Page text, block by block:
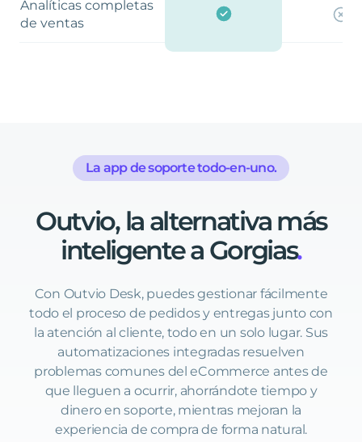
Analíticas completas
de ventas
La app de soporte todo-en-uno.
Outvio, la alternativa más
inteligentea Gorgias.
Con Outvio Desk, puedes gestionar fácilmente
todo el proceso de pedidos y entregas junto con
la atención al cliente, todo en un solo lugar. Sus
automatizaciones integradas resuelven
problemas comunes del eCommerce antes de
que lleguen a ocurrir, ahorrándote tiempo y
dinero en soporte, mientras mejoran la
experiencia de compra de forma natural.